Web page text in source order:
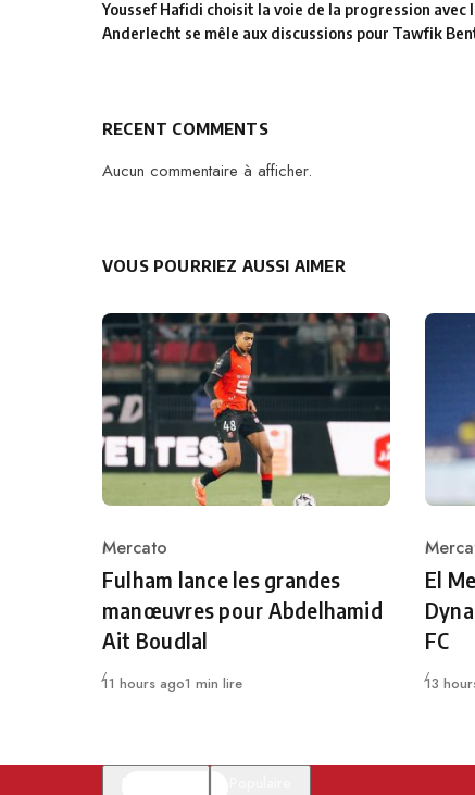
Youssef Hafidi choisit la voie de la progression avec
Anderlecht se mêle aux discussions pour Tawfik
RECENT COMMENTS
Aucun commentaire à afficher.
VOUS POURRIEZ AUSSI AIMER
Category
Mercato
Fulham lance les grandes
manœuvres pour Abdelhamid
Ait Boudlal
Publié
11 hours ago1 min lire
El
FC
Publié
13